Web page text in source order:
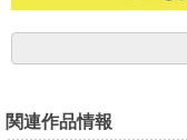
関連作品情報